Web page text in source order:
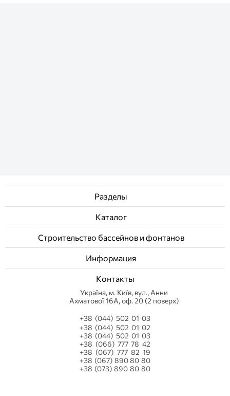
Разделы
Каталог
Строительство бассейнов и фонтанов
Информация
Контакты
Українa, м. Київ, вул., Анни
Ахматової 16А, оф. 20 (2 поверх)
+38 (044) 502 01 03
+38 (044) 502 01 02
+38 (044) 502 01 03
+38 (066) 777 78 42
+38 (067) 777 82 19
+38 (067) 890 80 80
+38 (073) 890 80 80